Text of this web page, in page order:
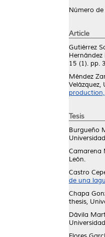
Número
Article
Gutiérrez
15 (1). pp.
Méndez
Velázquez,
Tesis
Burgueño
Camarena
León.
Castro
de una
Chapa
thesis,
Dávila